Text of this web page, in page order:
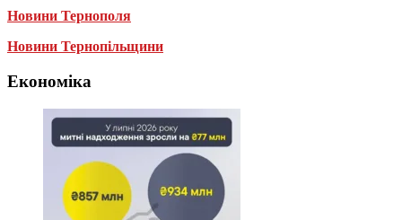
Новини Тернополя
Новини Тернопільщини
Економіка